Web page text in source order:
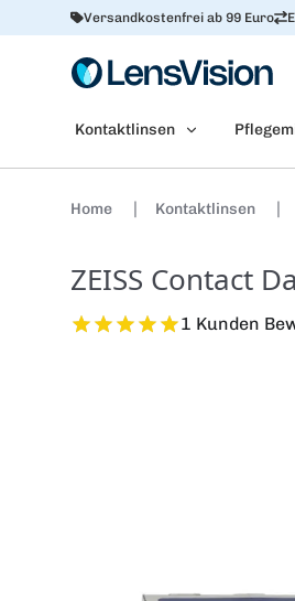
Versandkostenfrei ab 99 Euro
Kontaktlinsen
Home Kontaktlinsen
ZEISS Contact
1 Kunden